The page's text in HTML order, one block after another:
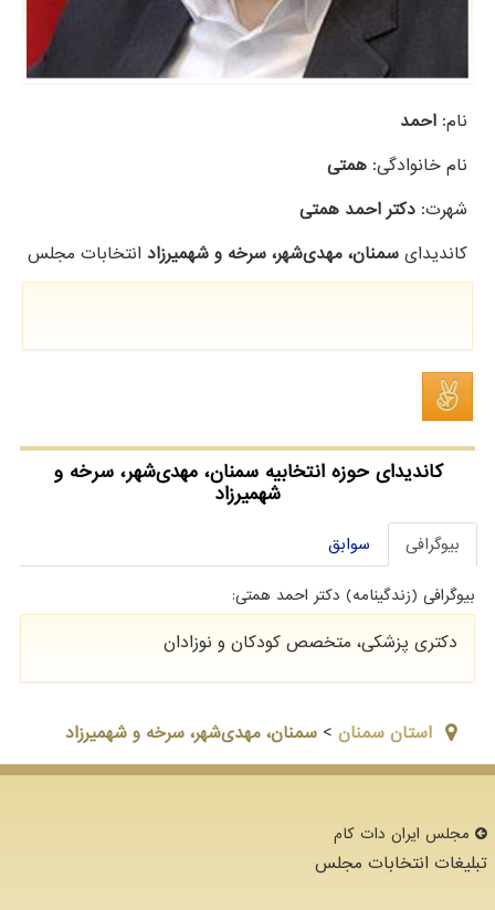
نام: احمد
نام خانوادگی: همتی
شهرت: دکتر احمد همتی
کاندیدای سمنان، مهدی‌شهر، سرخه و شهمیرزاد انتخابات مجلس
کاندیدای حوزه انتخابیه سمنان، مهدی‌شهر، سرخه و
شهمیرزاد
بیوگرافی سوابق
بیوگرافی (زندگینامه) دکتر احمد همتی:
دکتری پزشکی، متخصص کودکان و نوزادان
استان سمنان > سمنان، مهدی‌شهر، سرخه و شهمیرزاد
مجلس ایران دات كام
تبلیغات انتخابات مجلس